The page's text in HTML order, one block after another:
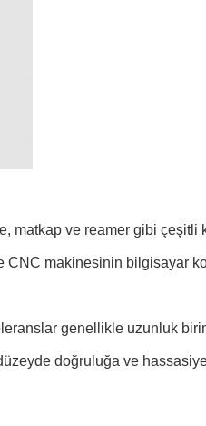
matkap ve reamer gibi çeşitli
CNC makinesinin bilgisayar
genellikle uzunluk
doğruluğa ve